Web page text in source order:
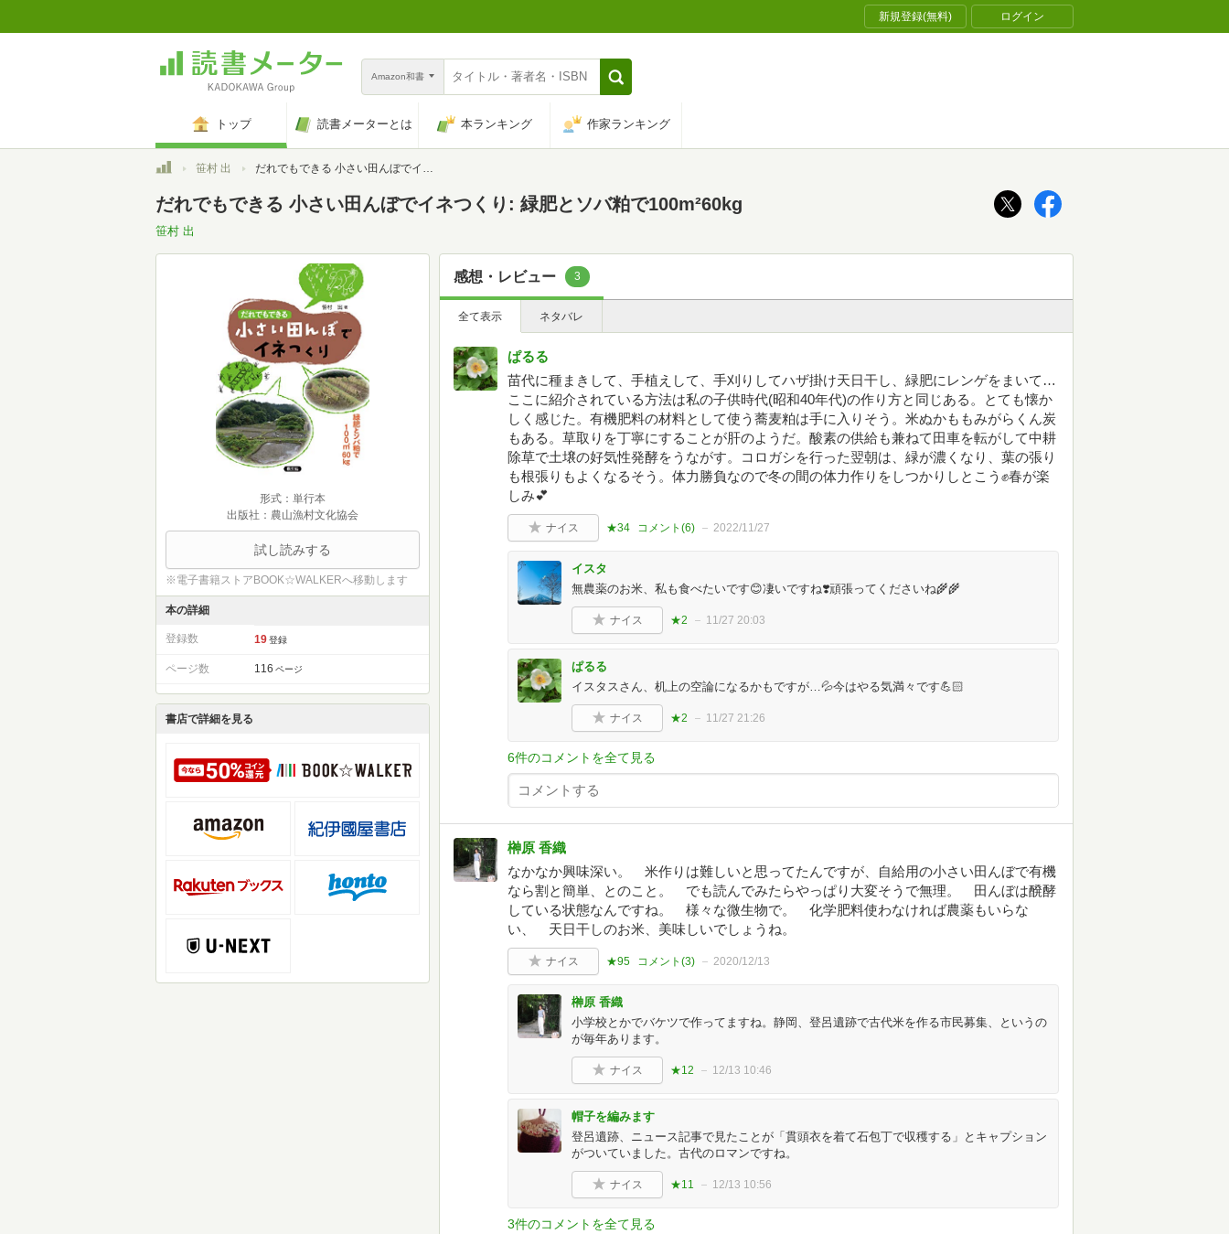
新規登録(無料) ログイン
Amazon和書
トップ 読書メーターとは 本ランキング 作家ランキング
トップ笹村 出 だれでもできる 小さい田んぼでイネつくり: 緑肥とソバ粕で100m²60kg
だれでもできる 小さい田んぼでイネつくり: 緑肥とソバ粕で100m²60kg
笹村 出
形式：単行本
出版社：農山漁村文化協会
試し読みする
※電子書籍ストアBOOK☆WALKERへ移動します
本の詳細
登録数 19 登録
ページ数 116 ページ
書店で詳細を見る
感想・レビュー 3
全て表示 ネタバレ
ぱるる
苗代に種まきして、手植えして、手刈りしてハザ掛け天日干し、緑肥にレンゲをまいて…
ここに紹介されている方法は私の子供時代(昭和40年代)の作り方と同じある。とても懐か
しく感じた。有機肥料の材料として使う蕎麦粕は手に入りそう。米ぬかももみがらくん炭
もある。草取りを丁寧にすることが肝のようだ。酸素の供給も兼ねて田車を転がして中耕
除草で土壌の好気性発酵をうながす。コロガシを行った翌朝は、緑が濃くなり、葉の張り
も根張りもよくなるそう。体力勝負なので冬の間の体力作りをしつかりしとこう✊春が楽
しみ💕
ナイス ★34 コメント(6) 2022/11/27
イスタ
無農薬のお米、私も食べたいです😊凄いですね❣️頑張ってくださいね🌾🌾
ナイス ★2 11/27 20:03
ぱるる
イスタスさん、机上の空論になるかもですが…💦今はやる気満々です💪🏻
ナイス ★2 11/27 21:26
6件のコメントを全て見る
榊原 香織
なかなか興味深い。 米作りは難しいと思ってたんですが、自給用の小さい田んぼで有機
なら割と簡単、とのこと。 でも読んでみたらやっぱり大変そうで無理。 田んぼは醗酵
している状態なんですね。 様々な微生物で。 化学肥料使わなければ農薬もいらな
い、 天日干しのお米、美味しいでしょうね。
ナイス ★95 コメント(3) 2020/12/13
榊原 香織
小学校とかでバケツで作ってますね。静岡、登呂遺跡で古代米を作る市民募集、というの
が毎年あります。
ナイス ★12 12/13 10:46
帽子を編みます
登呂遺跡、ニュース記事で見たことが「貫頭衣を着て石包丁で収穫する」とキャプション
がついていました。古代のロマンですね。
ナイス ★11 12/13 10:56
3件のコメントを全て見る